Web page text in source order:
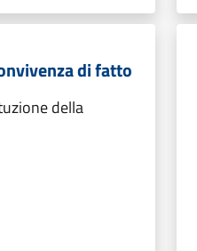
di fatto
della